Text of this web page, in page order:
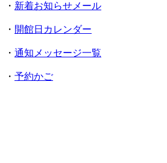
・ 新着お知らせメール
・ 開館日カレンダー
・ 通知メッセージ一覧
・ 予約かご